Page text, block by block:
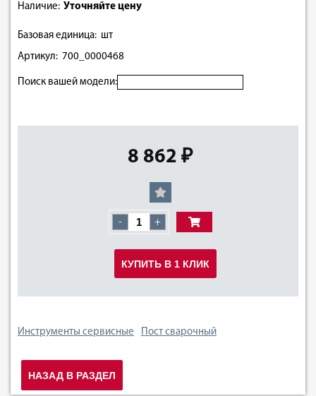
Наличие: Уточняйте цену
Базовая единица: шт
Артикул: 700_0000468
Поиск вашей модели:
8 862 ₽
- +
КУПИТЬ В 1 КЛИК
Инструменты сервисные Пост сварочный
НАЗАД В РАЗДЕЛ